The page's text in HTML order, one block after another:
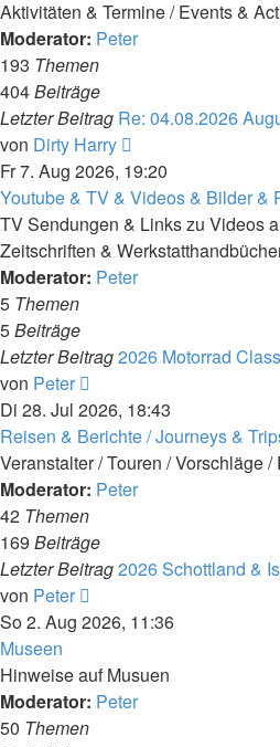
Aktivitäten & Termine / Events &
Moderator: Peter
193 Themen
404Beiträge
Letzter Beitrag Re: 04.08.2026
von Dirty Harry
Beitrag
Fr 7. Aug 2026, 19:20
Youtube & TV & Videos & Bilder &
TV Sendungen & Links zu Videos
Zeitschriften &
Moderator: Peter
5 Themen
5Beiträge
Letzter Beitrag2026 Motorrad
von Peter
Beitrag
Di 28. Jul 2026, 18:43
Reisen & Berichte / Journeys &
Veranstalter / Touren / Vorschläge
Moderator: Peter
42 Themen
169 Beiträge
Letzter Beitrag2026 Schottland &
von Peter
Beitrag
So 2. Aug 2026, 11:36
Museen
Hinweise auf Musuen
Moderator: Peter
50 Themen